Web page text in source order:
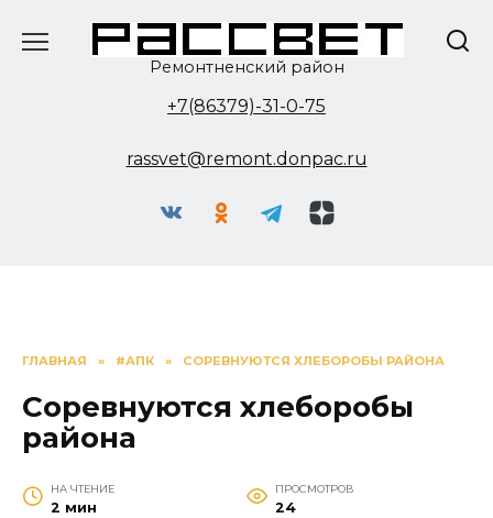
Ремонтненский район
+7(86379)-31-0-75
rassvet@remont.donpac.ru
ГЛАВНАЯ » #АПК » СОРЕВНУЮТСЯ ХЛЕБОРОБЫ РАЙОНА
Соревнуются хлеборобы
района
НА ЧТЕНИЕ
2 мин
ПРОСМОТРОВ
24